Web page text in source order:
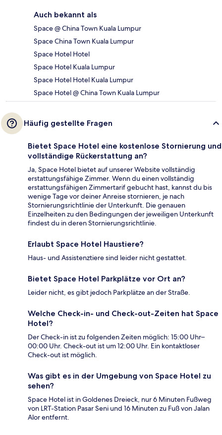
Auch bekannt als
Space @ China Town Kuala Lumpur
Space China Town Kuala Lumpur
Space Hotel Hotel
Space Hotel Kuala Lumpur
Space Hotel Hotel Kuala Lumpur
Space Hotel @ China Town Kuala Lumpur
Häufig gestellte Fragen
Bietet Space Hotel eine kostenlose Stornierung und
vollständige Rückerstattung an?
Ja, Space Hotel bietet auf unserer Website vollständig
erstattungsfähige Zimmer. Wenn du einen vollständig
erstattungsfähigen Zimmertarif gebucht hast, kannst du bis
wenige Tage vor deiner Anreise stornieren, je nach
Stornierungsrichtlinie der Unterkunft. Die genauen
Einzelheiten zu den Bedingungen der jeweiligen Unterkunft
findest du in deren Stornierungsrichtlinie.
Erlaubt Space Hotel Haustiere?
Haus- und Assistenztiere sind leider nicht gestattet.
Bietet Space Hotel Parkplätze vor Ort an?
Leider nicht, es gibt jedoch Parkplätze an der Straße.
Welche Check-in- und Check-out-Zeiten hat Space
Hotel?
Der Check-in ist zu folgenden Zeiten möglich: 15:00 Uhr–
00:00 Uhr. Check-out ist um 12:00 Uhr. Ein kontaktloser
Check-out ist möglich.
Was gibt es in der Umgebung von Space Hotel zu
sehen?
Space Hotel ist in Goldenes Dreieck, nur 6 Minuten Fußweg
von LRT-Station Pasar Seni und 16 Minuten zu Fuß von Jalan
Alor entfernt.